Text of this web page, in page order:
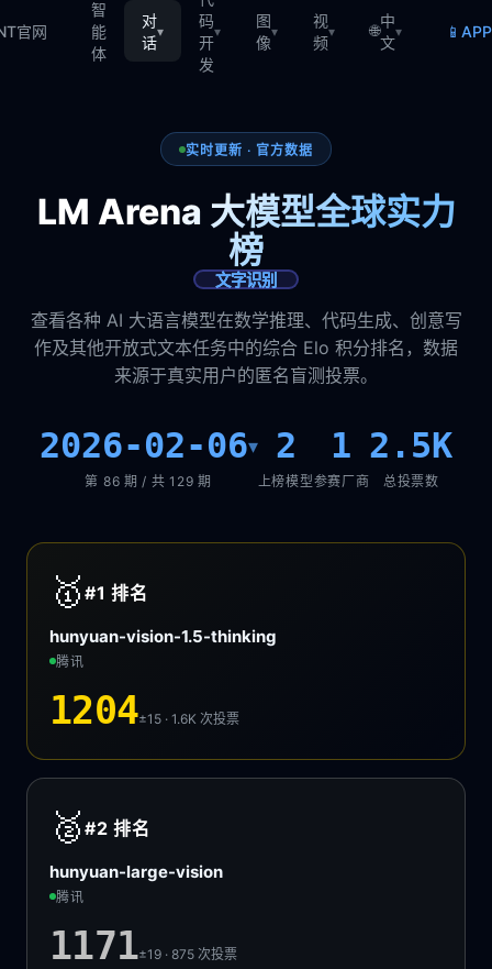
官网
智
能
体
对
话
▾
码
开
发
▾
图
像
▾
视
频
▾ 🌐
中
文
▾ 📱
实时更新 · 官方数据
LM Arena 大模型全球实力
榜
文字识别
查看各种 AI 大语言模型在数学推理、代码生成、创意写
作及其他开放式文本任务中的综合 Elo 积分排名，数据
来源于真实用户的匿名盲测投票。
2026-02-06▾
第 86 期 / 共 129 期
2
上榜模型
1
参赛厂商
2.5K
总投票数
🥇 #1排名
hunyuan-vision-1.5-thinking
腾讯
1204±15 · 1.6K次投票
🥈 #2排名
hunyuan-large-vision
腾讯
1171±19 · 875次投票